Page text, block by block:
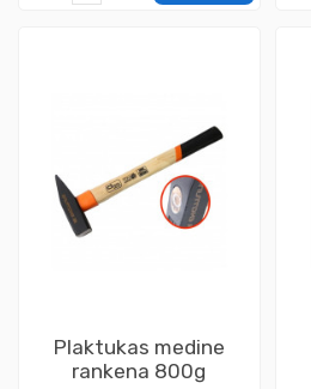
Plaktukas medine
rankena 800g